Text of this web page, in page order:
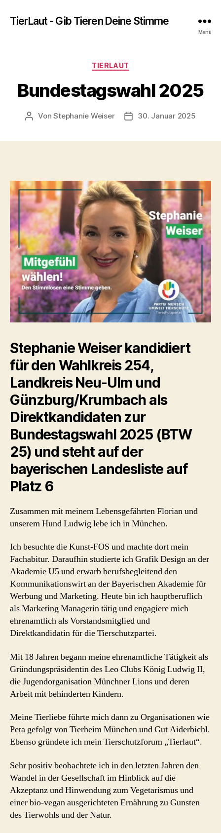
TierLaut - Gib Tieren Deine Stimme
Menü
Kategorien
TIERLAUT
Bundestagswahl 2025
Beitragsautor
VonStephanie Weiser Beitragsdatum
30. Januar 2025
Stephanie Weiser kandidiert
für den Wahlkreis 254,
Landkreis Neu-Ulm und
Günzburg/Krumbach als
Direktkandidaten zur
Bundestagswahl 2025 (BTW
25) und steht auf der
bayerischen Landesliste auf
Platz 6
Zusammen mit meinem Lebensgefährten Florian und
unserem Hund Ludwig lebe ich in München.
Ich besuchte die Kunst-FOS und machte dort mein
Fachabitur. Daraufhin studierte ich Grafik Design an der
Akademie U5 und erwarb berufsbegleitend den
Kommunikationswirt an der Bayerischen Akademie für
Werbung und Marketing. Heute bin ich hauptberuflich
als Marketing Managerin tätig und engagiere mich
ehrenamtlich als Vorstandsmitglied und
Direktkandidatin für die Tierschutzpartei.
Mit 18 Jahren begann meine ehrenamtliche Tätigkeit als
Gründungspräsidentin des Leo Clubs König Ludwig II,
die Jugendorganisation Münchner Lions und deren
Arbeit mit behinderten Kindern.
Meine Tierliebe führte mich dann zu Organisationen wie
Peta gefolgt von Tierheim München und Gut Aiderbichl.
Ebenso gründete ich mein Tierschutzforum „Tierlaut“.
Sehr positiv beobachtete ich in den letzten Jahren den
Wandel in der Gesellschaft im Hinblick auf die
Akzeptanz und Hinwendung zum Vegetarismus und
einer bio-vegan ausgerichteten Ernährung zu Gunsten
des Tierwohls und der Natur.